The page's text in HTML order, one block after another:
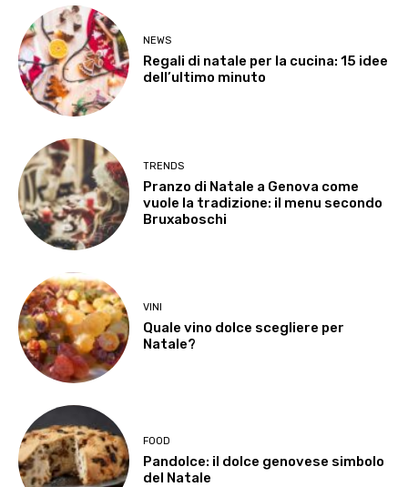
NEWS
Regali di natale per la cucina: 15 idee
dell’ultimo minuto
TRENDS
Pranzo di Natale a Genova come
vuole la tradizione: il menu secondo
Bruxaboschi
VINI
Quale vino dolce scegliere per
Natale?
FOOD
Pandolce: il dolce genovese simbolo
del Natale